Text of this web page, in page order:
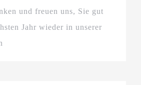
und freuen uns, Sie gut
Jahr wieder in unserer